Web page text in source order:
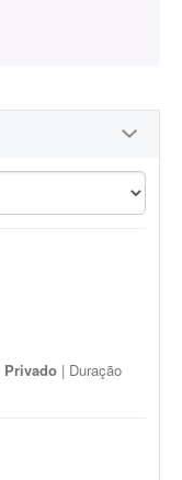
Privado | Duração